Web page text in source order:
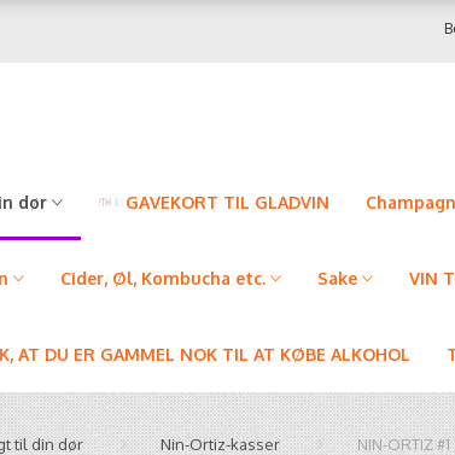
dør GAVEKORT TIL GLADVIN
Cider, Øl, Kombucha etc. Sake VIN
AT DU ER GAMMEL NOK TIL AT KØBE ALKOHOL
til din dør Nin-Ortiz-kasser NIN-ORTIZ